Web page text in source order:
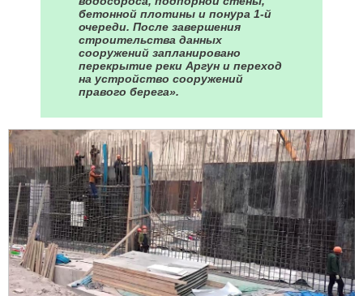
бетонной плотины и понура 1-й
очереди. После завершения
строительства данных
сооружений запланировано
перекрытие реки Аргун и переход
на устройство сооружений
правого берега».